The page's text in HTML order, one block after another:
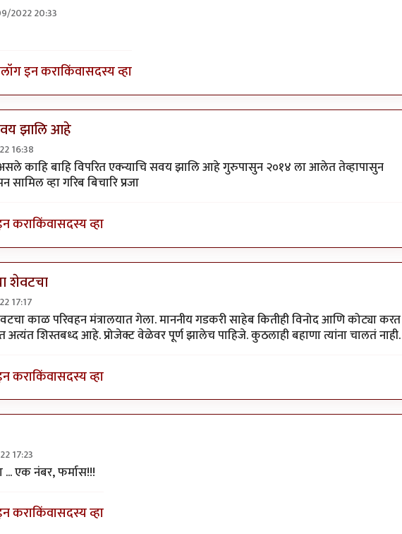
2022 20:33
लॉग इन कराकिंवासदस्य व्हा
झालि आहे
16:38
काहि बाहि विपरित एक्न्याचि सवय झालि आहे गुरुपासुन २०१४ ला आलेत तेव्हापासुन
व्हा गरिब बिचारि प्रजा
कराकिंवासदस्य व्हा
शेवटचा
17:17
काळ परिवहन मंत्रालयात गेला. माननीय गडकरी साहेब कितीही विनोद आणि कोट्या करत
अत्यंत शिस्तबध्द आहे. प्रोजेक्ट वेळेवर पूर्ण झालेच पाहिजे. कुठलाही बहाणा त्यांना चालतं नाही.
कराकिंवासदस्य व्हा
17:23
... एक नंबर, फर्मास!!!
कराकिंवासदस्य व्हा